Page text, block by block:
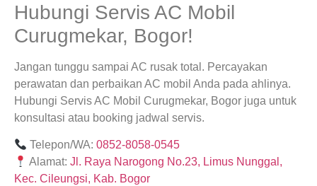
Hubungi Servis AC Mobil
Curugmekar, Bogor!
Jangan tunggu sampai AC rusak total. Percayakan
perawatan dan perbaikan AC mobil Anda pada ahlinya.
Hubungi Servis AC Mobil Curugmekar, Bogor juga untuk
konsultasi atau booking jadwal servis.
Telepon/WA:0852-8058-0545
Alamat:Jl. Raya Narogong No.23, Limus Nunggal,
Kec. Cileungsi, Kab. Bogor